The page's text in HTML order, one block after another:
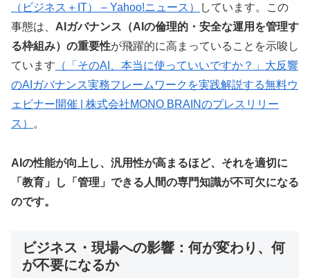
（ビジネス＋IT） – Yahoo!ニュース）
しています。この
事態は、 AIガバナンス（AIの倫理的・安全な運用を管理す
る枠組み）の重要性が飛躍的に高まっていることを示唆し
ています （「そのAI、本当に使っていいですか？」大反響
のAIガバナンス実務フレームワークを実践解説する無料ウ
ェビナー開催 | 株式会社MONO BRAINのプレスリリー
ス）
。
AIの性能が向上し、汎用性が高まるほど、それを適切に
「教育」し「管理」できる人間の専門知識が不可欠になる
のです。
ビジネス・現場への影響：何が変わり、何
が不要になるか